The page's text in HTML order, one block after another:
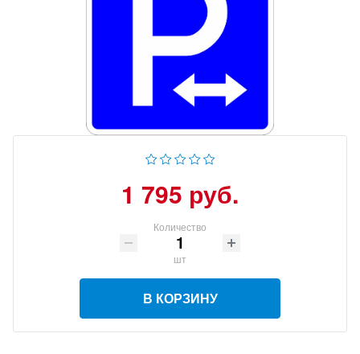
1 795 руб.
Количество
шт
В КОРЗИНУ